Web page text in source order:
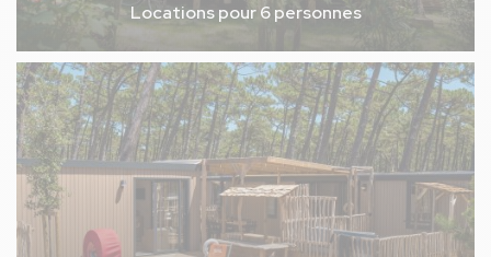
Locations pour 6 personnes